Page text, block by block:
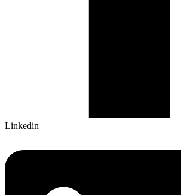
Linkedin